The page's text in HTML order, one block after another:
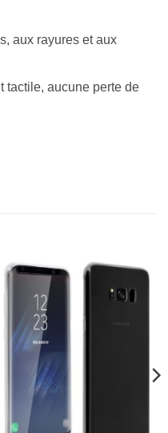
aux rayures et aux
tactile, aucune perte de